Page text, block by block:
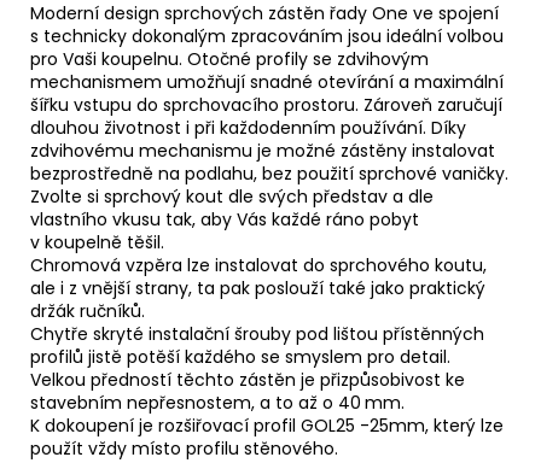
Moderní design sprchových zástěn řady One ve spojení
s technicky dokonalým zpracováním jsou ideální volbou
pro Vaši koupelnu. Otočné profily se zdvihovým
mechanismem umožňují snadné otevírání a maximální
šířku vstupu do sprchovacího prostoru. Zároveň zaručují
dlouhou životnost i při každodenním používání. Díky
zdvihovému mechanismu je možné zástěny instalovat
bezprostředně na podlahu, bez použití sprchové vaničky.
Zvolte si sprchový kout dle svých představ a dle
vlastního vkusu tak, aby Vás každé ráno pobyt
v koupelně těšil.
Chromová vzpěra lze instalovat do sprchového koutu,
ale i z vnější strany, ta pak poslouží také jako praktický
držák ručníků.
Chytře skryté instalační šrouby pod lištou přístěnných
profilů jistě potěší každého se smyslem pro detail.
Velkou předností těchto zástěn je přizpůsobivost ke
stavebním nepřesnostem, a to až o 40 mm.
K dokoupení je rozšiřovací profil GOL25 -25mm, který lze
použít vždy místo profilu stěnového.